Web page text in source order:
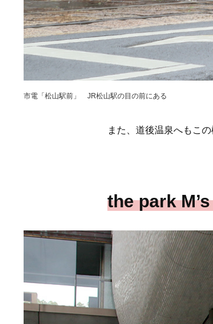
市電「松山駅前」 JR松山駅の目の前にある
また、道後温泉へもこ
the park